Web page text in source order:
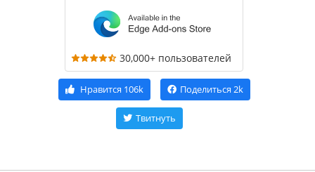
30,000+ пользователей
Нравится 106k Поделиться 2k
Твитнуть